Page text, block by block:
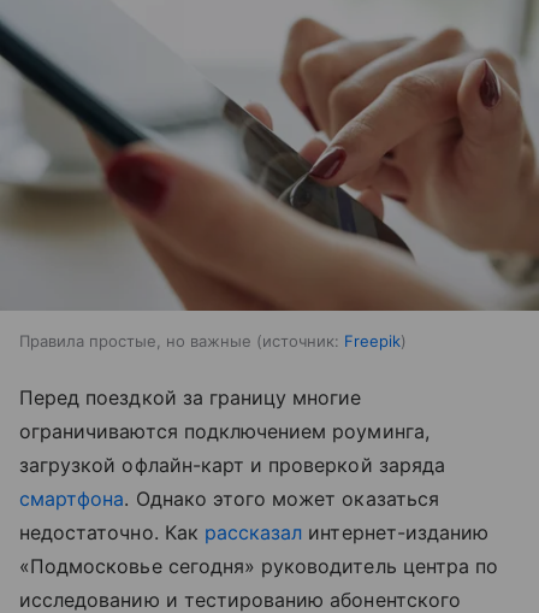
Правила простые, но важные источник: Freepik
Перед поездкой за границу многие
ограничиваются подключением роуминга,
загрузкой офлайн-карт и проверкой заряда
смартфона. Однако этого может оказаться
недостаточно. Как рассказал интернет-изданию
«Подмосковье сегодня» руководитель центра по
исследованию и тестированию абонентского